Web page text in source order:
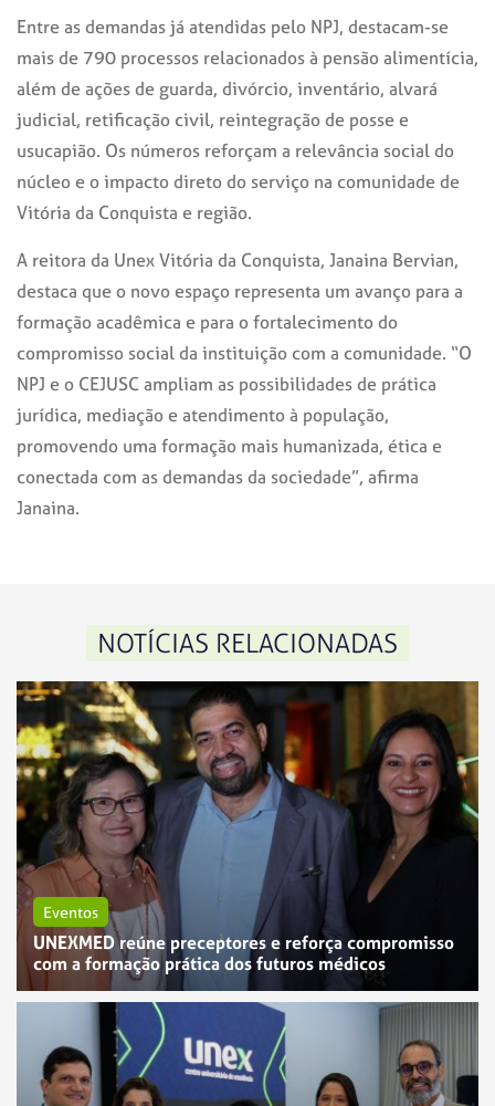
Entre as demandas já atendidas pelo NPJ, destacam-se
mais de 790 processos relacionados à pensão alimentícia,
além de ações de guarda, divórcio, inventário, alvará
judicial, retificação civil, reintegração de posse e
usucapião. Os números reforçam a relevância social do
núcleo e o impacto direto do serviço na comunidade de
Vitória da Conquista e região.
A reitora da Unex Vitória da Conquista, Janaina Bervian,
destaca que o novo espaço representa um avanço para a
formação acadêmica e para o fortalecimento do
compromisso social da instituição com a comunidade. “O
NPJ e o CEJUSC ampliam as possibilidades de prática
jurídica, mediação e atendimento à população,
promovendo uma formação mais humanizada, ética e
conectada com as demandas da sociedade”, afirma
Janaina.
NOTÍCIAS RELACIONADAS
Eventos
UNEXMED reúne preceptores e reforça compromisso
com a formação prática dos futuros médicos